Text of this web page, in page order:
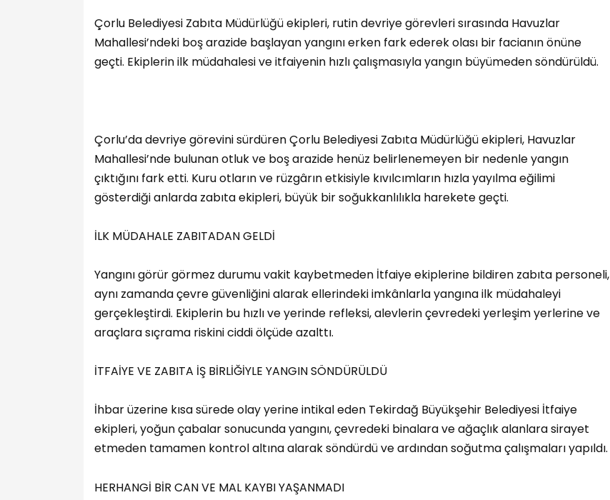
Çorlu Belediyesi Zabıta Müdürlüğü ekipleri, rutin devriye görevleri sırasında Havuzlar
Mahallesi’ndeki boş arazide başlayan yangını erken fark ederek olası bir facianın önüne
geçti. Ekiplerin ilk müdahalesi ve itfaiyenin hızlı çalışmasıyla yangın büyümeden söndürüldü.
Çorlu’da devriye görevini sürdüren Çorlu Belediyesi Zabıta Müdürlüğü ekipleri, Havuzlar
Mahallesi’nde bulunan otluk ve boş arazide henüz belirlenemeyen bir nedenle yangın
çıktığını fark etti. Kuru otların ve rüzgârın etkisiyle kıvılcımların hızla yayılma eğilimi
gösterdiği anlarda zabıta ekipleri, büyük bir soğukkanlılıkla harekete geçti.
İLK MÜDAHALE ZABITADAN GELDİ
Yangını görür görmez durumu vakit kaybetmeden İtfaiye ekiplerine bildiren zabıta personeli,
aynı zamanda çevre güvenliğini alarak ellerindeki imkânlarla yangına ilk müdahaleyi
gerçekleştirdi. Ekiplerin bu hızlı ve yerinde refleksi, alevlerin çevredeki yerleşim yerlerine ve
araçlara sıçrama riskini ciddi ölçüde azalttı.
İTFAİYE VE ZABITA İŞ BİRLİĞİYLE YANGIN SÖNDÜRÜLDÜ
İhbar üzerine kısa sürede olay yerine intikal eden Tekirdağ Büyükşehir Belediyesi İtfaiye
ekipleri, yoğun çabalar sonucunda yangını, çevredeki binalara ve ağaçlık alanlara sirayet
etmeden tamamen kontrol altına alarak söndürdü ve ardından soğutma çalışmaları yapıldı.
HERHANGİ BİR CAN VE MAL KAYBI YAŞANMADI